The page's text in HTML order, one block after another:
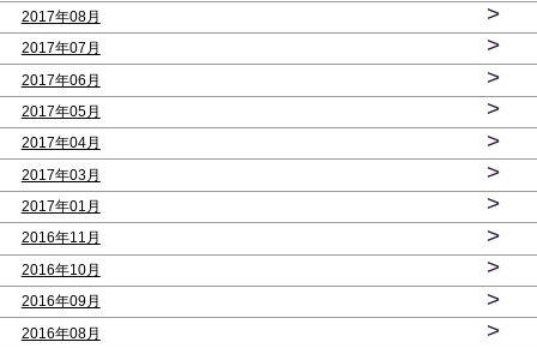
2017年08月 >
2017年07月 >
2017年06月 >
2017年05月 >
2017年04月 >
2017年03月 >
2017年01月 >
2016年11月 >
2016年10月 >
2016年09月 >
2016年08月 >